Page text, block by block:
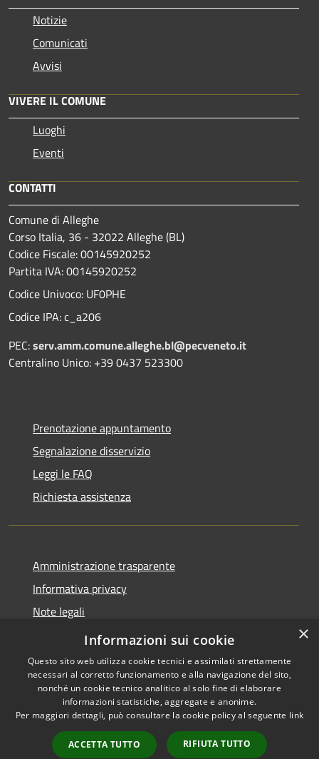
Notizie
Comunicati
Avvisi
VIVERE IL COMUNE
Luoghi
Eventi
CONTATTI
Comune di Alleghe
Corso Italia, 36 - 32022 Alleghe (BL)
Codice Fiscale: 00145920252
Partita IVA: 00145920252
Codice Univoco: UF0PHE
Codice IPA: c_a206
PEC:serv.amm.comune.alleghe.bl@pecveneto.it
Centralino Unico: +39 0437 523300
Prenotazione appuntamento
Segnalazione disservizio
Leggi le FAQ
Richiesta assistenza
Amministrazione trasparente
Informativa privacy
Note legali
Dichiarazione di accessibilità
Accessibilità
Copyright © 2026 • Comune di
Alleghe • Powered by
Municipium•
Accesso
×
Informazioni sui cookie
Questo sito web utilizza cookie tecnici e assimilati strettamente
necessari al corretto funzionamento e alla navigazione del sito,
nonché un cookie tecnico analitico al solo fine di elaborare
informazioni statistiche, aggregate e anonime.
Per maggiori dettagli, può consultare la cookie policy al seguente link
ACCETTA TUTTO RIFIUTA TUTTO